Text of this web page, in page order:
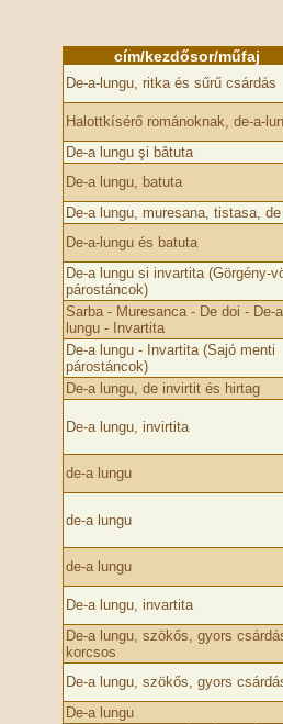
cím/kezdősor/műfaj
De-a-lungu, ritka és sűrű csárdás
Halottkísérő románoknak, de-a-
De-a lungu şi bâtuta
De-a lungu, batuta
De-a lungu, muresana, tistasa, de
De-a-lungu és batuta
De-a lungu si invartita (Görgény-
párostáncok)
Sarba - Muresanca - De doi - De-a
lungu - Invartita
De-a lungu - Invartita (Sajó menti
párostáncok)
De-a lungu, de invirtit és hirtag
De-a lungu, invirtita
de-a lungu
de-a lungu
de-a lungu
De-a lungu, invartita
De-a lungu, szökős, gyors
korcsos
De-a lungu, szökős, gyors
De-a lungu